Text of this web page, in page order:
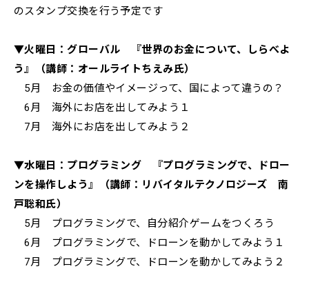
のスタンプ交換を行う予定です
▼火曜日：グローバル 『世界のお金について、しらべよ
う』（講師：オールライトちえみ氏）
5月 お金の価値やイメージって、国によって違うの？
6月 海外にお店を出してみよう１
7月 海外にお店を出してみよう２
▼水曜日：プログラミング 『プログラミングで、ドロー
ンを操作しよう』（講師：リバイタルテクノロジーズ 南
戸聡和氏）
5月 プログラミングで、自分紹介ゲームをつくろう
6月 プログラミングで、ドローンを動かしてみよう１
7月 プログラミングで、ドローンを動かしてみよう２